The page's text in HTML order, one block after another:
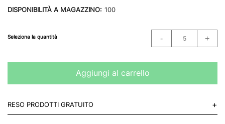
DISPONIBILITÀ A MAGAZZINO: 100
Seleziona la quantità
Aggiungi al carrello
RESO PRODOTTI GRATUITO +